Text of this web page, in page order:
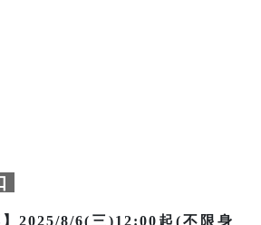
】2025/8/6(三)12:00起(不限身